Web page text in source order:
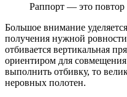
Раппорт — это повтор
Большое внимание
получения нужной
отбивается вертикальная
ориентиром для
выполнить отбивку, то
неровных полотен.